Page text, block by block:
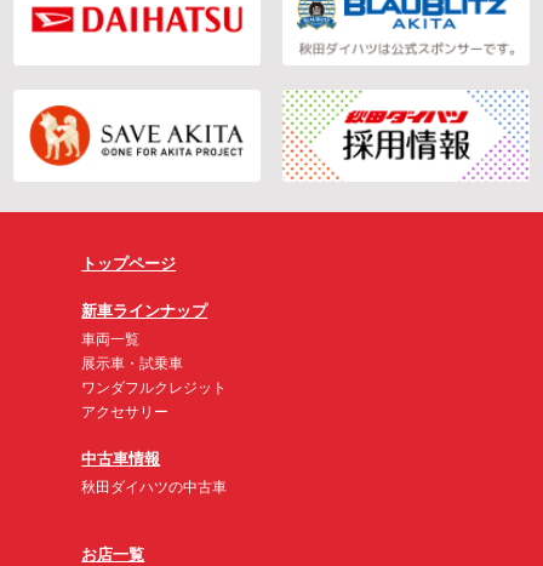
トップページ
新車ラインナップ
車両一覧
展示車・試乗車
ワンダフルクレジット
アクセサリー
中古車情報
秋田ダイハツの中古車
お店一覧